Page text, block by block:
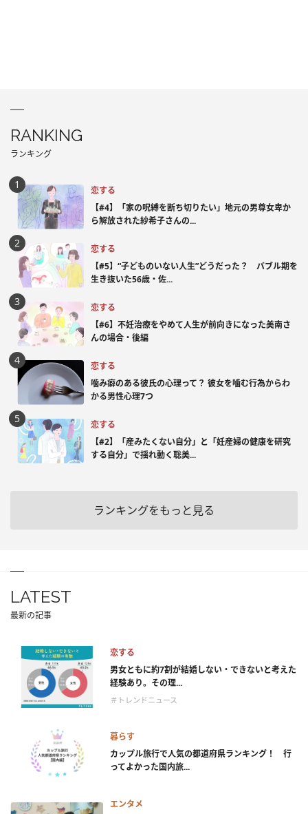
RANKING
ランキング
恋する
【#4】「家の呪縛を断ち切りたい」地元の男尊女卑か
ら解放された紗希子さんの...
恋する
【#5】“子どものいない人生”どうだった？ バブル期を
生き抜いた56歳・佐...
恋する
【#6】不妊治療をやめて人生が前向きになった美南さ
んの場合・後編
恋する
噛み癖のある彼氏の心理って？ 彼女を噛む行為からわ
かる男性心理7つ
恋する
【#2】「産みたくない自分」と「妊産婦の健康を研究
する自分」で揺れ動く聡美...
ランキングをもっと見る
LATEST
最新の記事
恋する
男女ともに約7割が結婚しない・できないと考えた
経験あり。その理...
＃トレンドニュース
暮らす
カップル旅行で人気の都道府県ランキング！ 行
ってよかった国内旅...
エンタメ